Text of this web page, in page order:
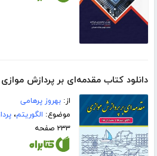
دانلود کتاب مقدمه‌ای بر پردازش موازی
از:بهروز پرهامی
موضوع: الگوریتم،
۲۳۳ صفحه